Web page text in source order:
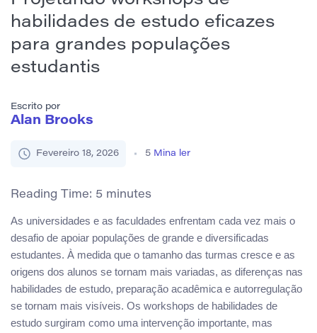
habilidades de estudo eficazes
para grandes populações
estudantis
Escrito por
Alan Brooks
Fevereiro 18, 2026 5 Mina ler
Reading Time: 5 minutes
As universidades e as faculdades enfrentam cada vez mais o
desafio de apoiar populações de grande e diversificadas
estudantes. À medida que o tamanho das turmas cresce e as
origens dos alunos se tornam mais variadas, as diferenças nas
habilidades de estudo, preparação acadêmica e autorregulação
se tornam mais visíveis. Os workshops de habilidades de
estudo surgiram como uma intervenção importante, mas